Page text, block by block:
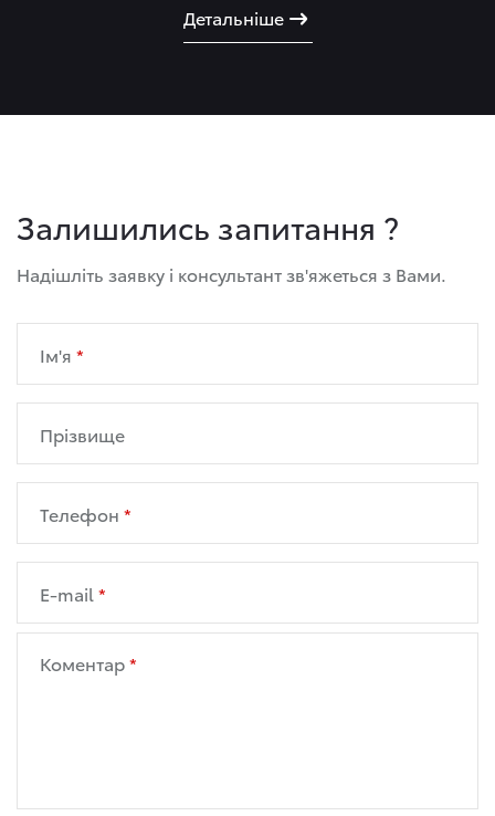
Детальніше
Детальніше
Детальніше
Детальніше
Детальніше
Залишились запитання ?
Надішліть заявку і консультант зв'яжеться з Вами.
Ім'я
Прізвище
Телефон
E-mail
Коментар